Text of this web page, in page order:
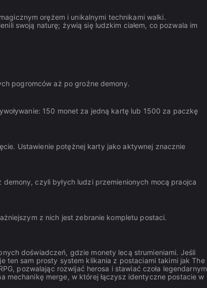
orężem i unikalnymi technikami walki.
swoją naturę; żywią się ludzkim ciałem, co pozwala im
pogromców aż po groźne demony.
150 monet za jedną kartę lub 1500 za paczkę
Ustawienie potężnej karty jako aktywnej znacznie
czyli byłych ludzi przemienionych mocą praojca
z nich jest zebranie kompletu postaci.
doświadczeń, gdzie monety lecą strumieniami. Jeśli
ten sam prosty system klikania z postaciami takimi jak The
pozwalając rozwijać herosa i stawiać czoła legendarnym
mechanikę merge, w której łączysz identyczne postacie w